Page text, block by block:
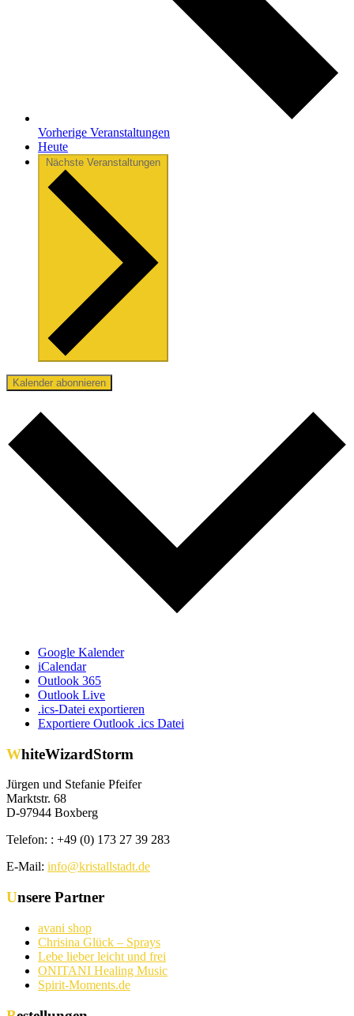
Vorherige Veranstaltungen
Heute
Nächste Veranstaltungen
Kalender abonnieren
Google Kalender
iCalendar
Outlook 365
Outlook Live
.ics-Datei exportieren
Exportiere Outlook .ics Datei
WhiteWizardStorm
Jürgen und Stefanie Pfeifer
Marktstr. 68
D-97944 Boxberg
Telefon: : +49 (0) 173 27 39 283
E-Mail: info@kristallstadt.de
Unsere Partner
avani shop
Chrisina Glück – Sprays
Lebe lieber leicht und frei
ONITANI Healing Music
Spirit-Moments.de